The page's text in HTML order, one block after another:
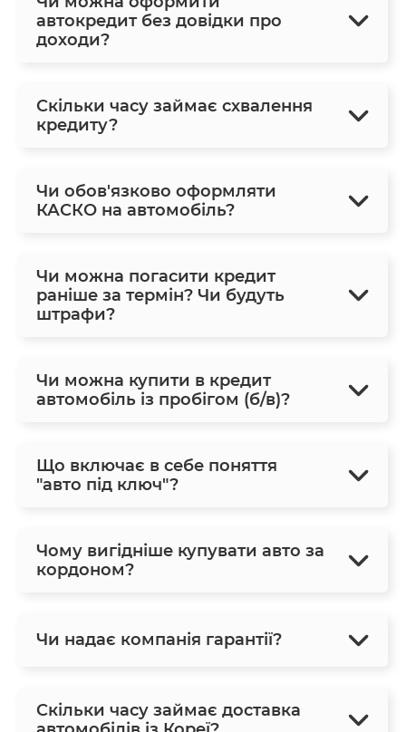
автокредит без довідки про
доходи?
Скільки часу займає схвалення
кредиту?
Чи обов'язково оформляти
КАСКО на автомобіль?
Чи можна погасити кредит
раніше за термін? Чи будуть
штрафи?
Чи можна купити в кредит
автомобіль із пробігом (б/в)?
Що включає в себе поняття
"авто під ключ"?
Чому вигідніше купувати авто за
кордоном?
Чи надає компанія гарантії?
Скільки часу займає доставка